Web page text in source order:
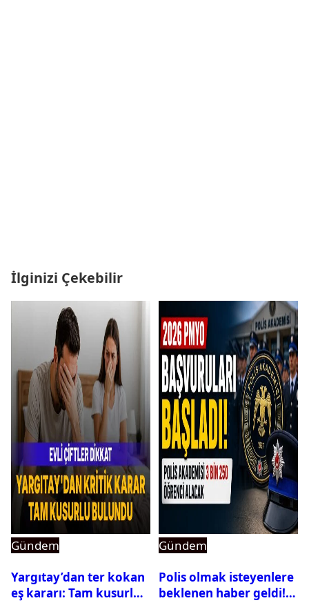
İlginizi Çekebilir
Gündem
Yargıtay’dan ter kokan
eş kararı: Tam kusurlu
Gündem
Polis olmak isteyenlere
beklenen haber geldi!